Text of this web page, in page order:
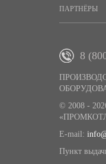
ПАРТНЁРЫ
8
© 2008 -
E-mail:
Пункт